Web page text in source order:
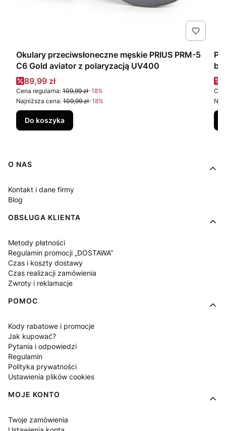
Okulary przeciwsłoneczne męskie PRIUS PRM-5
C6 Gold aviator z polaryzacją UV400
Cena promocyjna
89,99 zł
Cena regularna: 109,99 zł-18%
Najniższa cena: 109,99 zł-18%
Do koszyka
Linki w stopce
O NAS
Kontakt i dane firmy
Blog
OBSŁUGA KLIENTA
Metody płatności
Regulamin promocji „DOSTAWA”
Czas i koszty dostawy
Czas realizacji zamówienia
Zwroty i reklamacje
POMOC
Kody rabatowe i promocje
Jak kupować?
Pytania i odpowiedzi
Regulamin
Polityka prywatności
Ustawienia plików cookies
MOJE KONTO
Twoje zamówienia